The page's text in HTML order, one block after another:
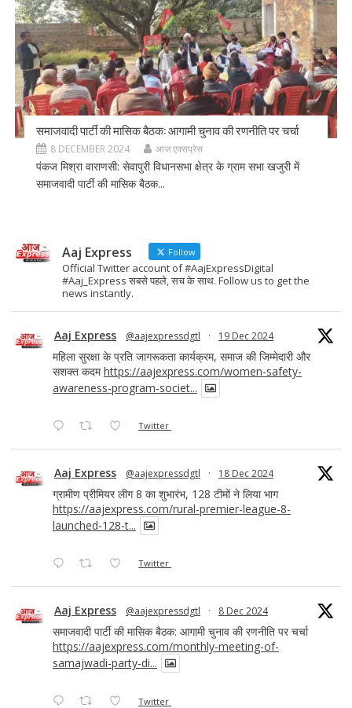
समाजवादी पार्टी की मासिक बैठक: आगामी चुनाव की रणनीति पर चर्चा
8 DECEMBER 2024 आज एक्सप्रेस
पंकज मिश्रा वाराणसी: सेवापुरी विधानसभा क्षेत्र के ग्राम सभा खजुरी में
समाजवादी पार्टी की मासिक बैठक...
Aaj Express Follow
Official Twitter account of #AajExpressDigital
#Aaj_Express सबसे पहले, सच के साथ. Follow us to get the
news instantly.
Aaj Express @aajexpressdgtl · 19 Dec 2024
महिला सुरक्षा के प्रति जागरूकता कार्यक्रम, समाज की जिम्मेदारी और
सशक्त कदमhttps://aajexpress.com/women-safety-
awareness-program-societ...
Twitter
Aaj Express @aajexpressdgtl · 18 Dec 2024
ग्रामीण प्रीमियर लीग 8 का शुभारंभ, 128 टीमों ने लिया भाग
https://aajexpress.com/rural-premier-league-8-
launched-128-t...
Twitter
Aaj Express @aajexpressdgtl · 8 Dec 2024
समाजवादी पार्टी की मासिक बैठक: आगामी चुनाव की रणनीति पर चर्चा
https://aajexpress.com/monthly-meeting-of-
samajwadi-party-di...
Twitter